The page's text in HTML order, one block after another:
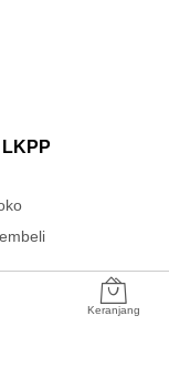
Keranjang